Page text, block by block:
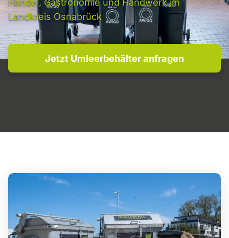
Landkreis Osnabrück
Jetzt Umleerbehälter anfragen